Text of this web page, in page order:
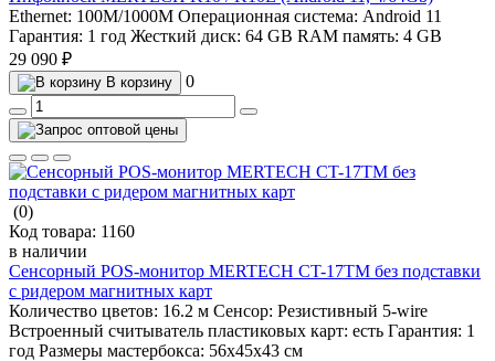
Ethernet: 100M/1000M Операционная система: Android 11
Гарантия: 1 год Жесткий диск: 64 GB RAM память: 4 GB
29 090 ₽
В корзину 0
(0)
Код товара: 1160
в наличии
Сенсорный POS-монитор MERTECH CT-17TM без подставки
с ридером магнитных карт
Количество цветов: 16.2 м Сенсор: Резистивный 5-wire
Встроенный считыватель пластиковых карт: есть Гарантия: 1
год Размеры мастербокса: 56х45х43 см